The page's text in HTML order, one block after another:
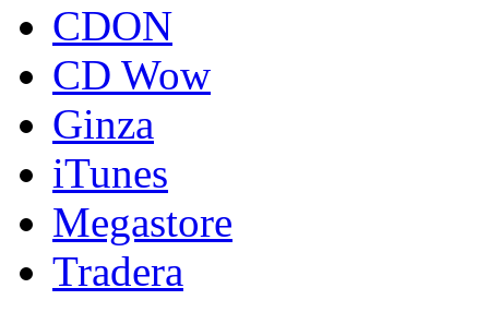
CDON
CD Wow
Ginza
iTunes
Megastore
Tradera